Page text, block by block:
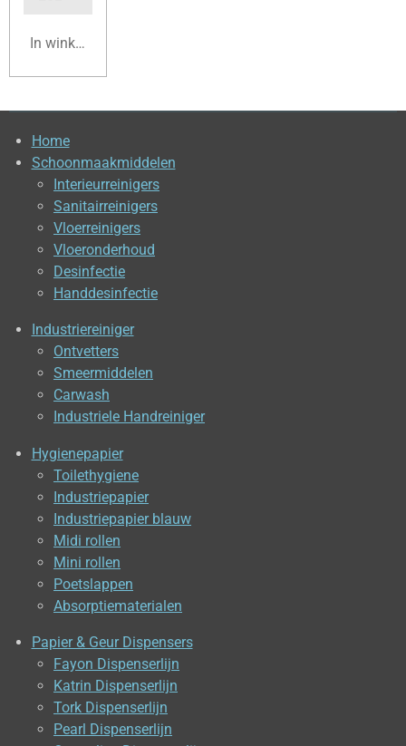
In winkelwagen
Home
Schoonmaakmiddelen
Interieurreinigers
Sanitairreinigers
Vloerreinigers
Vloeronderhoud
Desinfectie
Handdesinfectie
Industriereiniger
Ontvetters
Smeermiddelen
Carwash
Industriele Handreiniger
Hygienepapier
Toilethygiene
Industriepapier
Industriepapier blauw
Midi rollen
Mini rollen
Poetslappen
Absorptiematerialen
Papier & Geur Dispensers
Fayon Dispenserlijn
Katrin Dispenserlijn
Tork Dispenserlijn
Pearl Dispenserlijn